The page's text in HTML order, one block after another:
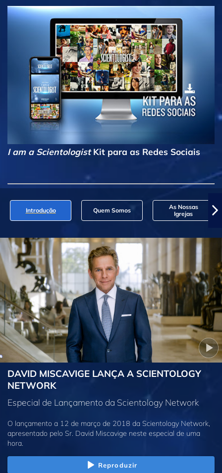
I am a ScientologistKit para as Redes Sociais
Introdução Quem Somos
As Nossas
Igrejas
DAVID MISCAVIGE LANÇA A SCIENTOLOGY
NETWORK
Especial de Lançamento da Scientology Network
O lançamento a 12 de março de 2018 da Scientology Network,
apresentado pelo Sr. David Miscavige neste especial de uma
hora.
Reproduzir